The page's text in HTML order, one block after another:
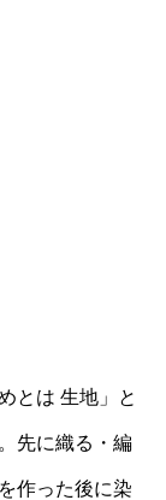
とは 生地」と
先に織る・編
作った後に染